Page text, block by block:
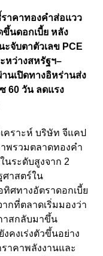
าคาทองคำส่อแวว
นดอกเบี้ย หลัง
ะจับตาตัวเลข PCE
หว่างสหรัฐฯ–
นเปิดทางอิหร่านส่ง
60 วัน ลดแรง
คราะห์ บริษัท จีแคป
าพรวมตลาดทองคำ
ระดับสูงจาก 2
ศาสตร์ใน
ศทางอัตราดอกเบี้ย
กที่ตลาดเริ่มมองว่า
าสกลับมาขึ้น
งคงเร่งตัวขึ้นอย่าง
าคาพลังงานและ